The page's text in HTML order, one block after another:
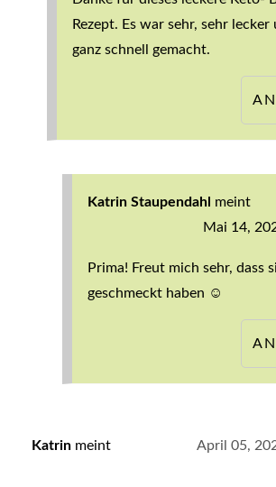
Rezept. Es war sehr, sehr
ganz schnell gemacht.
Katrin Staupendahl meint
Mai 14,
Prima! Freut mich sehr, dass
geschmeckt haben ☺️
Katrin meint April 05,